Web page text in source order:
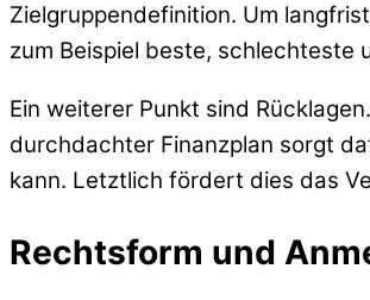
Zielgruppendefinition. Um
zum Beispiel beste, schlechteste
Ein weiterer Punkt sind
durchdachter Finanzplan sorgt
kann. Letztlich fördert dies das
Rechtsform und